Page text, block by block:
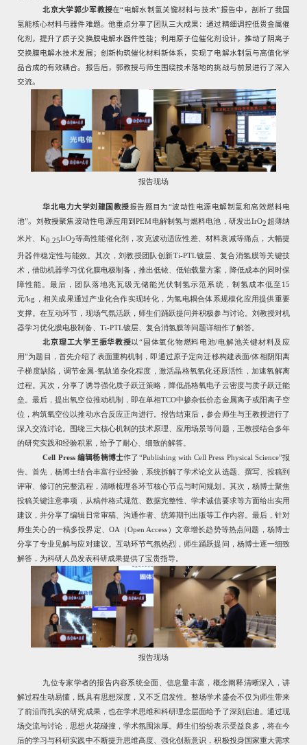
北京大学郭少军教授在“电解水制氢关键材料与技术”报告中，剖析了我国
氢能核心材料与器件难题。他重点分享了团队三大成果：通过精细调控低贵金属催
化剂，提升了质子交换膜电解水器件性能；利用原子位催化剂设计，推动了阴离子
交换膜电解水技术发展；创新构筑催化材料新体系，实现了电解水制氢与高值化学
品合成的有效耦合。报告后，郭教授与师生围绕技术落地的挑战与前景进行了深入
交流。
报告现场
华北电力大学刘建国教授报告题目为“波动性电源电解制氢和高效燃料电
池”。刘教授聚焦波动性电源应用到PEM电解制氢与燃料电池，研发出IrO2超薄纳
米片、 K0.25IrO2等高性能催化剂，攻克波动适应性差、材料衰减等痛点，大幅提
升器件稳定性与能效。其次，刘教授团队创新Ti-PTL镀层、复合消氢膜等关键技
术，借助机器学习优化膜电极制备，推出低铱、低铂载量方案，降低成本的同时保
障性能。最后，团队落地兆瓦级无储能光伏制氢示范系统，制氢成本低至 15
元/kg ，相关成果通过产业化合作实现转化，为氢电耦合体系规模化应用提供重要
支撑。在互动环节，现场气氛活跃，师生们踊跃提问并积极参与讨论。刘教授对机
器学习优化膜电极制备、 Ti-PTL镀层、复合消氢膜等问题详细作了解答。
北京理工大学王振华教授以“固体氧化物燃料电池/电解池关键材料及应
用”为题目，首先介绍了表面重构机制，即通过原子定向迁移构建表面/体相阴阳离
子梯度缺陷，调节金属-氧轨道杂化程度，激活晶格氧氧化还原活性，加速氧解离
过程。其次，分享了诱导强化质子跃迁策略，降低晶格氧电子云密度与质子跃迁能
垒。最后，提出氧空位推动机制，即在单相TCO中掺杂低价态金属离子或阳离子空
位，构筑氧空位以推动水合反应正向进行。报告结束后，参会师生与王教授进行了
深入交流讨论。围绕三大核心机制的技术原理、应用场景等问题，王教授结合多年
的研究实践和经验积累，给予了耐心、细致的解答。
Cell Press 编辑杨楠博士作了“Publishing with Cell Press Physical Science”报
告。首先，杨博士结合丰富行业经验，系统拆解了学术论文从选题、撰写、投稿到
评审、修订的完整流程，清晰梳理各环节核心节点与时间规划。其次，杨博士聚焦
投稿关键注意事项，从稿件格式规范、数据完整性、学术诚信要求等方面给出实用
建议，并分享了编辑日常审稿、沟通作者、统筹期刊出版等工作内容。最后，针对
师生关心的一稿多投界定、 OA （Open Access ）文章增长趋势等热点问题，杨博士
分享了专业见解与应对建议。互动环节气氛热烈，师生踊跃提问，杨博士逐一细致
解答，为科研人员发表科研成果提供了宝贵指导。
报告现场
九位专家学者的报告内容系统全面、信息量丰富，概念阐释清晰深入，讲
解过程生动易懂，既具有思想深度，又不乏启发性。整场学术盛会不仅为师生带来
了前沿而扎实的研究成果，也在学术思维和科研理念层面给予了深刻启迪。通过现
场交流与讨论，思想火花碰撞，学术氛围浓厚。师生们纷纷表示受益良多，将在今
后的学习与科研实践中不断提升思维高度、强化创新意识，积极投身国家重大需求